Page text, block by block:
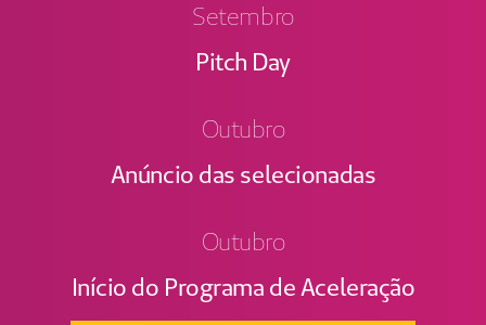
Setembro
Pitch Day
Outubro
Anúncio das selecionadas
Outubro
Início do Programa de Aceleração